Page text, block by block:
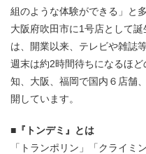
組のような体験ができる」と
大阪府吹田市に1号店として誕
は、開業以来、テレビや雑誌
週末は約2時間待ちになるほ
知、大阪、福岡で国内６店舗
開しています。
■『トンデミ』とは
「トランポリン」「クライミ